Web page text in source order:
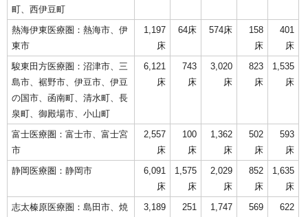
町、西伊豆町
熱海伊東医療圏：熱海市、伊
東市
1,197
床
64床 574床
158
床
401
床
駿東田方医療圏：沼津市、三
島市、裾野市、伊豆市、伊豆
の国市、函南町、清水町、長
泉町、御殿場市、小山町
6,121
床
743
床
3,020
床
823
床
1,535
床
富士医療圏：富士市、富士宮
市
2,557
床
100
床
1,362
床
502
床
593
床
静岡医療圏：静岡市
6,091
床
1,575
床
2,029
床
852
床
1,635
床
志太榛原医療圏：島田市、焼
3,189
251
1,747
569
622